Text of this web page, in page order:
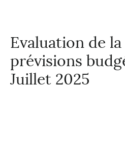
Evaluation de
prévisions
Juillet 2025